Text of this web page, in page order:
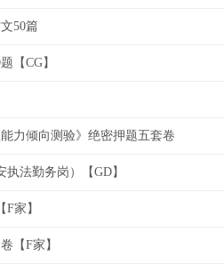
50篇
【CG】
力倾向测验》绝密押题五套卷
法勤务岗）【GD】
家】
【F家】